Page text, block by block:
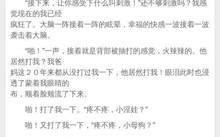
“接下来，让你感受下什么叫刺激！”还不够刺激吗？我感
觉现在的我已经
疯狂了。大脑一阵接着一阵的眩晕，幸福的快感一波接着一波
袭击着大脑。
“啪！”一声，接着就是背部被抽打的感觉，火辣辣的。他
居然打我？我爸
妈这２０年来都从没打过我一下，他居然打我！眼泪此时也浸
透了蒙着我眼睛的
布，顺着脸颊流了下来。
啪！打了我一下。“疼不疼，小淫娃？”
啪！又打了我一下，“疼不疼，小母狗？”